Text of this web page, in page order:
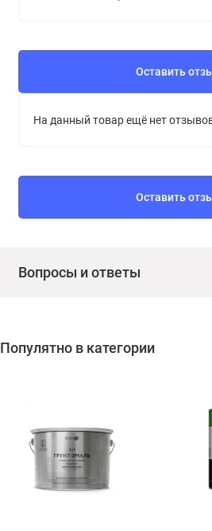
оттаивания, либо однократное
замораживание при t до −40С на
Оставить
На данный товар ещё нет
Оставить
Вопросы и ответы
Популятно в категории